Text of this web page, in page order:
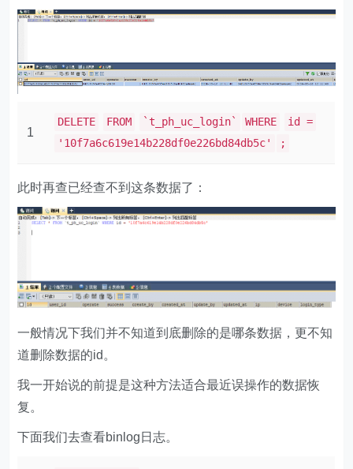
1
DELETE FROM `t_ph_uc_login` WHERE
id =
'10f7a6c619e14b228df0e226bd84db5c'
;
此时再查已经查不到这条数据了：
一般情况下我们并不知道到底删除的是哪条数据，更不知
道删除数据的id。
我一开始说的前提是这种方法适合最近误操作的数据恢
复。
下面我们去查看binlog日志。